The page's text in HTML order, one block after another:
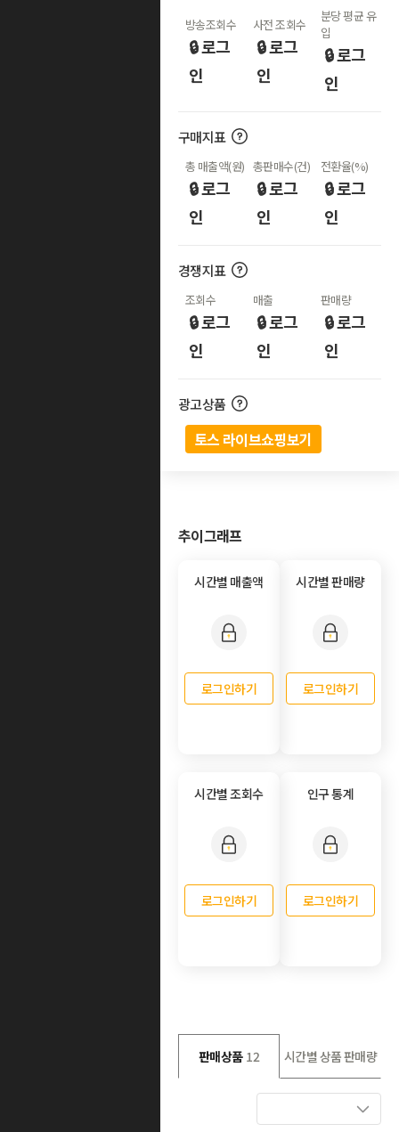
방송조회수
🔒 로그
인
사전 조회수
🔒 로그
인
분당 평균 유
입
🔒 로그
인
구매지표
총 매출액(원)
🔒 로그
인
총판매수(건)
🔒 로그
인
전환율(%)
🔒 로그
인
경쟁지표
조회수
🔒 로그
인
매출
🔒 로그
인
판매량
🔒 로그
인
광고상품
토스 라이브쇼핑보기
추이그래프
시간별 매출액
로그인하기
시간별 판매량
로그인하기
시간별 조회수
로그인하기
인구 통계
로그인하기
판매상품 12 시간별 상품 판매량